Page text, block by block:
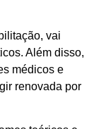
vai
Além disso,
médicos e
renovada por